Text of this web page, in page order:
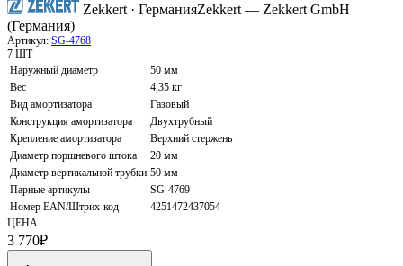
Zekkert · ГерманияZekkert — Zekkert GmbH
(Германия)
Артикул: SG-4768
7 ШТ
Наружный диаметр
50 мм
Вес
4,35 кг
Вид амортизатора
Газовый
Конструкция амортизатора
Двухтрубный
Крепление амортизатора
Верхний стержень
Диаметр поршневого штока
20 мм
Диаметр вертикальной трубки 50 мм
Парные артикулы
SG-4769
Номер EAN/Штрих-код
4251472437054
ЦЕНА
3 770₽